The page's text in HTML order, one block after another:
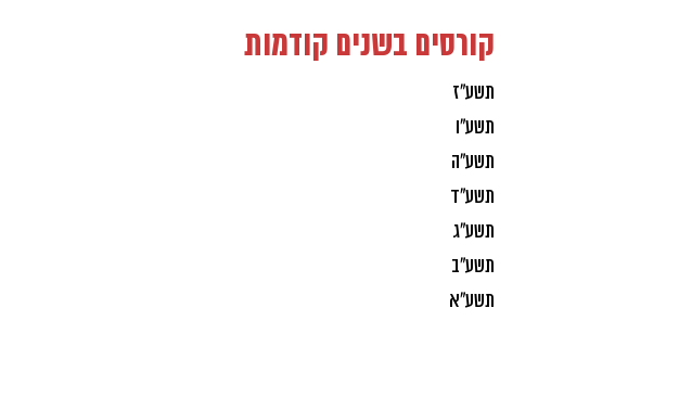
קורסים בשנים קודמות
תשע"ז
תשע"ו
תשע"ה
תשע"ד
תשע"ג
תשע"ב
תשע"א